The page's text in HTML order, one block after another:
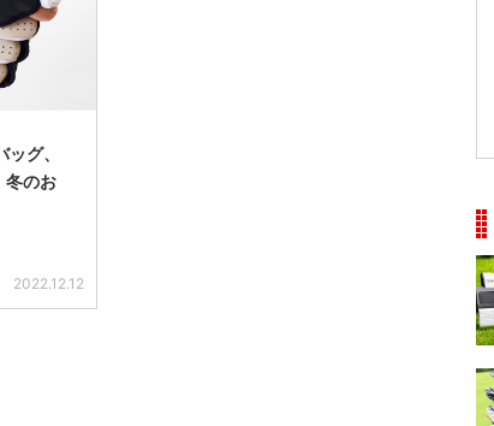
グ、
冬のお
2022.12.12